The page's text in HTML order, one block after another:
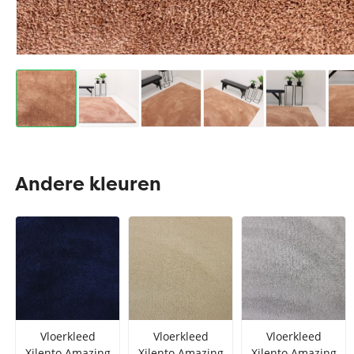
Andere kleuren
Vloerkleed
Vloerkleed
Vloerkleed